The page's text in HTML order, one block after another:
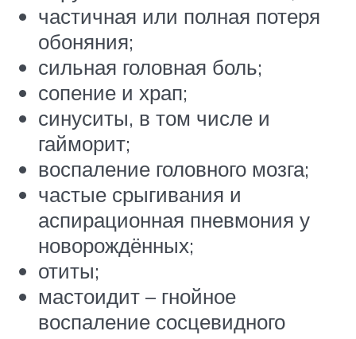
частичная или полная потеря
обоняния;
сильная головная боль;
сопение и храп;
синуситы, в том числе и
гайморит;
воспаление головного мозга;
частые срыгивания и
аспирационная пневмония у
новорождённых;
отиты;
мастоидит – гнойное
воспаление сосцевидного